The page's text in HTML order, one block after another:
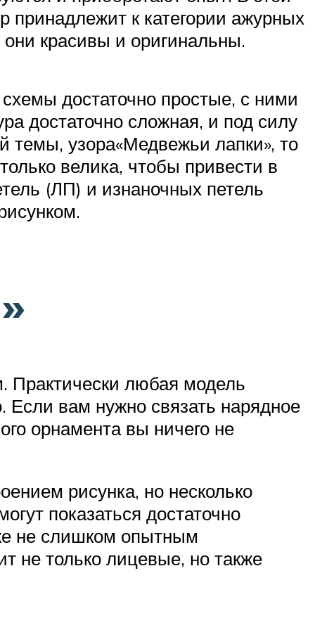
принадлежит к категории ажурных
красивы и оригинальны.
достаточно простые, с ними
достаточно сложная, и под силу
темы, узора«Медвежьи лапки», то
велика, чтобы привести в
(ЛП) и изнаночных петель
Практически любая модель
Если вам нужно связать нарядное
орнамента вы ничего не
рисунка, но несколько
показаться достаточно
не слишком опытным
не только лицевые, но также